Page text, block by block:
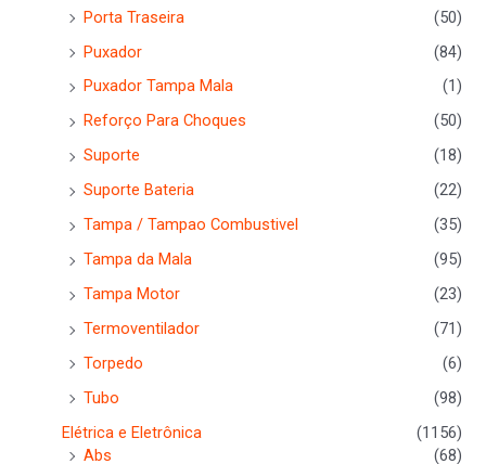
Porta Traseira
(50)
Puxador
(84)
Puxador Tampa Mala
(1)
Reforço Para Choques
(50)
Suporte
(18)
Suporte Bateria
(22)
Tampa / Tampao Combustivel
(35)
Tampa da Mala
(95)
Tampa Motor
(23)
Termoventilador
(71)
Torpedo
(6)
Tubo
(98)
Elétrica e Eletrônica
(1156)
Abs
(68)